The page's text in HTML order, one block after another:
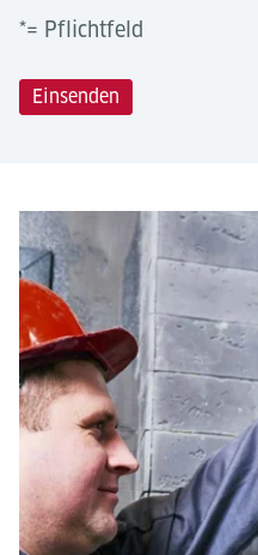
*= Pflichtfeld